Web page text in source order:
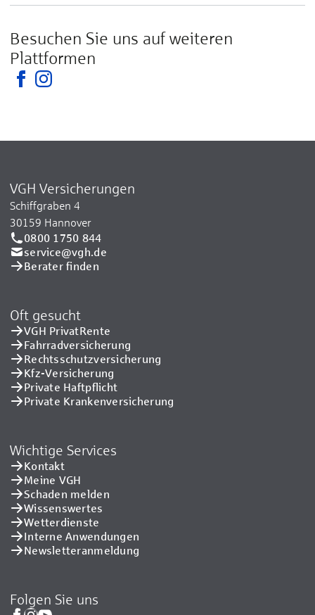
Besuchen Sie uns auf weiteren
Plattformen
VGH Versicherungen
Schiffgraben 4
30159 Hannover
0800 1750 844
service@vgh.de
Berater finden
Oft gesucht
VGH PrivatRente
Fahrradversicherung
Rechtsschutzversicherung
Kfz-Versicherung
Private Haftpflicht
Private Kranken­versicherung
Wichtige Services
Kontakt
Meine VGH
Schaden melden
Wissenswertes
Wetterdienste
Interne Anwendungen
Newsletteranmeldung
Folgen Sie uns